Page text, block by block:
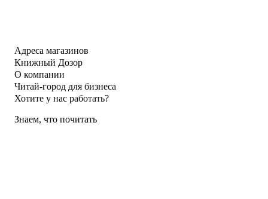
Адреса магазинов
Книжный Дозор
О компании
Читай-город для бизнеса
Хотите у нас работать?
Знаем, что почитать